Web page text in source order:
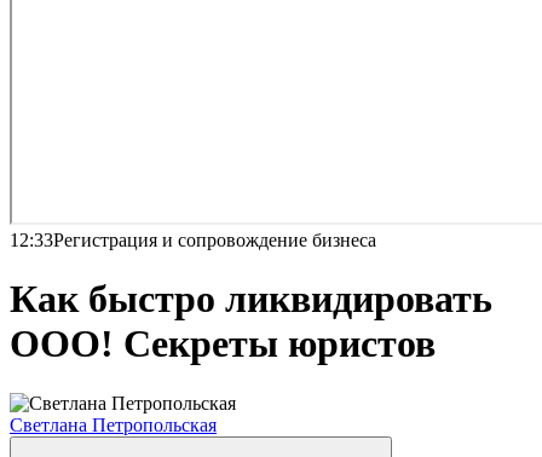
12:33Регистрация и сопровождение бизнеса
Как быстро ликвидировать
ООО! Секреты юристов
Светлана Петропольская